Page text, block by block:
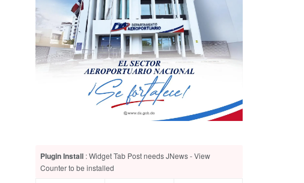
Plugin Install : Widget Tab Post needs JNews - View
Counter to be installed